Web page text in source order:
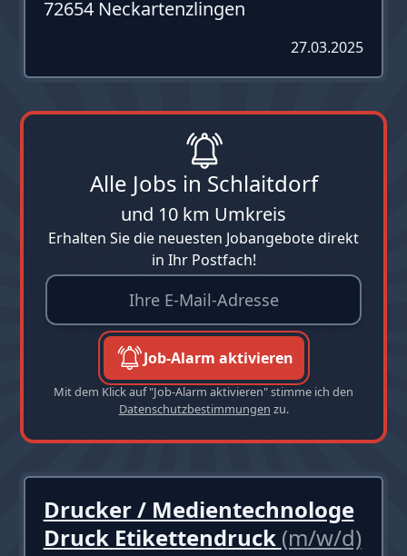
72654 Neckartenzlingen
27.03.2025
Alle Jobs in Schlaitdorf
und 10 km Umkreis
Erhalten Sie die neuesten Jobangebote direkt
in Ihr Postfach!
Job-Alarm aktivieren
Mit dem Klick auf "Job-Alarm aktivieren" stimme ich den
Datenschutzbestimmungen zu.
Drucker / Medientechnologe
Druck Etikettendruck (m/w/d)